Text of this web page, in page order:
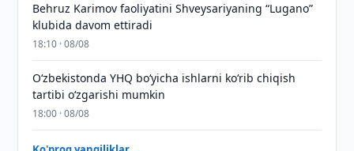
Behruz Karimov faoliyatini Shveysariyaning “Lugano”
klubida davom ettiradi
18:10 · 08/08
O‘zbekistonda YHQ bo‘yicha ishlarni ko‘rib chiqish
tartibi o‘zgarishi mumkin
18:00 · 08/08